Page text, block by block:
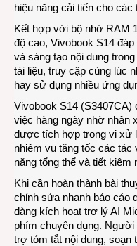
hiệu năng cải tiến cho
Kết hợp với bộ nhớ RAM
độ cao, Vivobook S14
và sáng tạo nội dung
tài liệu, truy cập cùng lúc
hay sử dụng nhiều ứng
Vivobook S14 (S3407CA)
việc hàng ngày nhờ nhân
được tích hợp trong vi xử
nhiệm vụ tăng tốc các tác
năng tổng thể và tiết kiệm
Khi cần hoàn thành bài
chỉnh sửa nhanh báo cáo
dàng kích hoạt trợ lý AI
phím chuyên dụng.
trợ tóm tắt nội dung, soạn